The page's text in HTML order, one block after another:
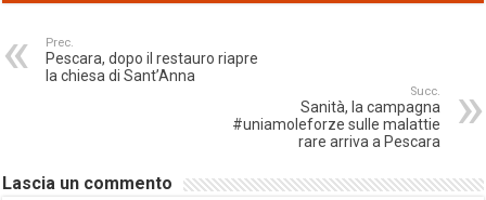
Prec.
Pescara, dopo il restauro riapre
la chiesa di Sant’Anna
Succ.
Sanità, la campagna
#uniamoleforze sulle malattie
rare arriva a Pescara
Lascia un commento